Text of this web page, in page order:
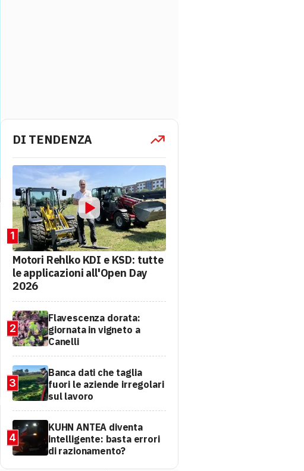
DI TENDENZA
1
Motori Rehlko KDI e KSD: tutte
le applicazioni all'Open Day
2026
2
Flavescenza dorata:
giornata in vigneto a
Canelli
3
Banca dati che taglia
fuori le aziende irregolari
sul lavoro
4
KUHN ANTEA diventa
intelligente: basta errori
di razionamento?